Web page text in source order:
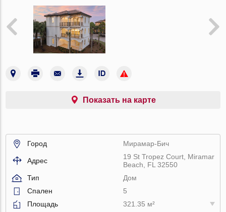
Показать на карте
Город Мирамар-Бич
Адрес
19 St Tropez Court, Miramar
Beach, FL 32550
Тип
Дом
Спален
5
Площадь
321.35 м²